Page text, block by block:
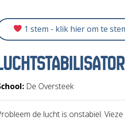
1 stem - klik hier om te
De Oversteek
de lucht is onstabiel.